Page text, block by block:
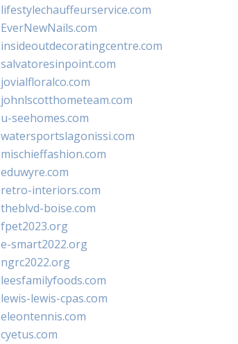
lifestylechauffeurservice.com
EverNewNails.com
insideoutdecoratingcentre.com
salvatoresinpoint.com
jovialfloralco.com
johnlscotthometeam.com
u-seehomes.com
watersportslagonissi.com
mischieffashion.com
eduwyre.com
retro-interiors.com
theblvd-boise.com
fpet2023.org
e-smart2022.org
ngrc2022.org
leesfamilyfoods.com
lewis-lewis-cpas.com
eleontennis.com
cyetus.com